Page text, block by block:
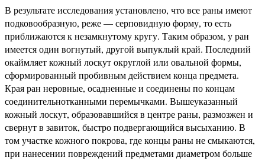
В результате исследования установлено, что все раны имеют
подковообразную, реже — серповидную форму, то есть
приближаются к незамкнутому кругу. Таким образом, у ран
имеется один вогнутый, другой выпуклый край. Последний
окаймляет кожный лоскут округлой или овальной формы,
сформированный пробивным действием конца предмета.
Края ран неровные, осадненные и соединены по концам
соединительнотканными перемычками. Вышеуказанный
кожный лоскут, образовавшийся в центре раны, размозжен и
свернут в завиток, быстро подвергающийся высыханию. В
том участке кожного покрова, где концы раны не смыкаются,
при нанесении повреждений предметами диаметром больше